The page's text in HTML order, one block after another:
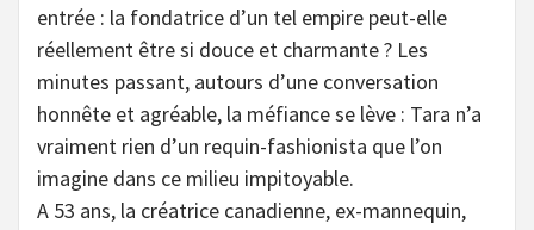
entrée : la fondatrice d’un tel empire peut-elle
réellement être si douce et charmante ? Les
minutes passant, autours d’une conversation
honnête et agréable, la méfiance se lève : Tara n’a
vraiment rien d’un requin-fashionista que l’on
imagine dans ce milieu impitoyable.
A 53 ans, la créatrice canadienne, ex-mannequin,